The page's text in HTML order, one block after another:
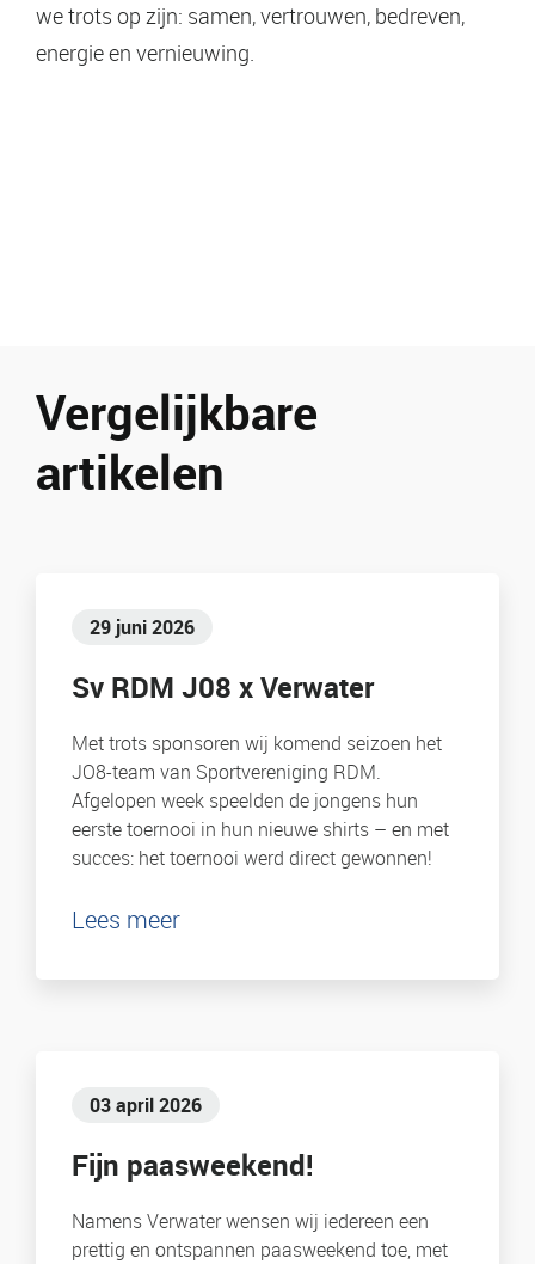
we trots op zijn: samen, vertrouwen, bedreven,
energie en vernieuwing.
Vergelijkbare
artikelen
29 juni 2026
Sv RDM J08 x Verwater
Met trots sponsoren wij komend seizoen het
JO8-team van Sportvereniging RDM.
Afgelopen week speelden de jongens hun
eerste toernooi in hun nieuwe shirts – en met
succes: het toernooi werd direct gewonnen!
Lees meer
03 april 2026
Fijn paasweekend!
Namens Verwater wensen wij iedereen een
prettig en ontspannen paasweekend toe, met